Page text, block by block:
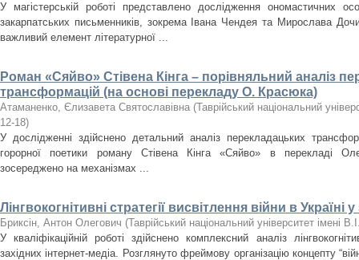
У магістерській роботі представлено дослідження ономастичних
закарпатських письменників, зокрема Івана Чендея та Мирослава
важливий елемент літературної ...
Роман «Сяйво» Стівена Кінга – порівняльний аналіз
трансформацій (на основі перекладу О. Красюка)
Атаманенко, Єлизавета Святославівна (Таврійський національний
12-18)
У дослідженні здійснено детальний аналіз перекладацьких
горорної поетики роману Стівена Кінга «Сяйво» в перекладі
зосереджено на механізмах ...
Лінгвокогнітивні стратегії висвітлення війни в Україні
Бриксін, Антон Олегович (Таврійський національний університет імені
У кваліфікаційній роботі здійснено комплексний аналіз
західних інтернет-медіа. Розглянуто фреймову організацію концепту